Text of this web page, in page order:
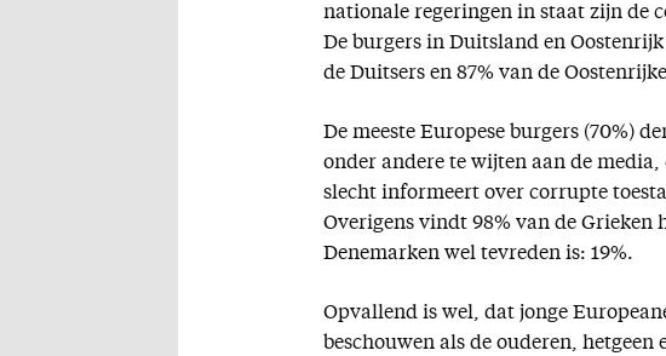
nationale regeringen in staat zijn de
De burgers in Duitsland en
de Duitsers en 87% van de
De meeste Europese burgers (70%)
onder andere te wijten aan de
slecht informeert over corrupte
Overigens vindt 98% van de
Denemarken wel tevreden is: 19%.
Opvallend is wel, dat jonge
beschouwen als de ouderen,